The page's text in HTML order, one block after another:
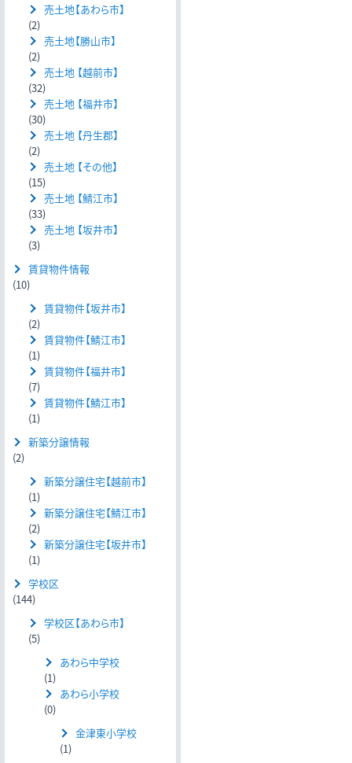
売土地【あわら市】
(2)
売土地【勝山市】
(2)
売土地 【越前市】
(32)
売土地 【福井市】
(30)
売土地 【丹生郡】
(2)
売土地 【その他】
(15)
売土地 【鯖江市】
(33)
売土地 【坂井市】
(3)
賃貸物件情報
(10)
賃貸物件【坂井市】
(2)
賃貸物件【鯖江市】
(1)
賃貸物件【福井市】
(7)
賃貸物件【鯖江市】
(1)
新築分譲情報
(2)
新築分譲住宅【越前市】
(1)
新築分譲住宅【鯖江市】
(2)
新築分譲住宅【坂井市】
(1)
学校区
(144)
学校区【あわら市】
(5)
あわら中学校
(1)
あわら小学校
(0)
金津東小学校
(1)